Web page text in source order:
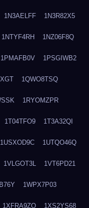
1N3AELFF 1N3R82X5
1NTYF4RH 1NZ06F8Q
1PMAFB0V 1PSGIWB2
1QWO8TSQ
1RYOMZPR
1T04TFO9 1T3A32QI
1USXOD9C 1UTQO46Q
1VLGOT3L 1VT6PD21
1WPX7P03
1XFRA9ZO 1XS2YS68